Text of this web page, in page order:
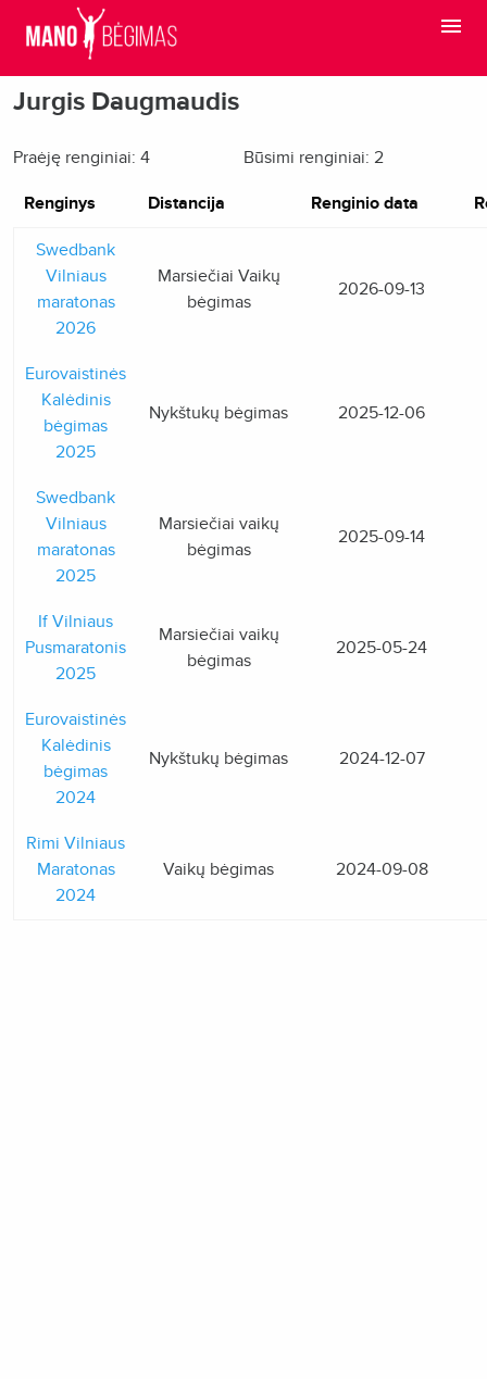
Jurgis Daugmaudis
Praėję renginiai: 4 Būsimi renginiai: 2
Renginys Distancija Renginio data
Swedbank
Vilniaus
maratonas
2026
Marsiečiai Vaikų
bėgimas
2026-09-13
Eurovaistinės
Kalėdinis
bėgimas
2025
Nykštukų bėgimas 2025-12-06
Swedbank
Vilniaus
maratonas
2025
Marsiečiai vaikų
bėgimas
2025-09-14
If Vilniaus
Pusmaratonis
2025
Marsiečiai vaikų
bėgimas
2025-05-24
Eurovaistinės
Kalėdinis
bėgimas
2024
Nykštukų bėgimas 2024-12-07
Rimi Vilniaus
Maratonas
2024
Vaikų bėgimas 2024-09-08